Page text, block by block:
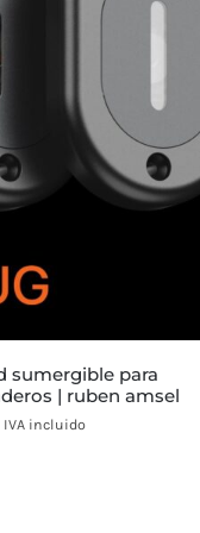
SE
PUEDEN
| ruben amsel
Rango
IVA incluido